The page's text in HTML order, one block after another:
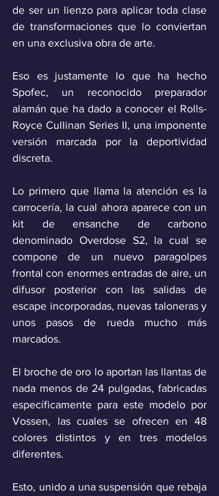
de ser un lienzo para aplicar toda clase
de transformaciones que lo conviertan
en una exclusiva obra de arte.
Eso es justamente lo que ha hecho
Spofec, un reconocido preparador
alamán que ha dado a conocer el Rolls-
Royce Cullinan Series II, una imponente
versión marcada por la deportividad
discreta.
Lo primero que llama la atención es la
carrocería, la cual ahora aparece con un
kit de ensanche de carbono
denominado Overdose S2, la cual se
compone de un nuevo paragolpes
frontal con enormes entradas de aire, un
difusor posterior con las salidas de
escape incorporadas, nuevas taloneras y
unos pasos de rueda mucho más
marcados.
El broche de oro lo aportan las llantas de
nada menos de 24 pulgadas, fabricadas
específicamente para este modelo por
Vossen, las cuales se ofrecen en 48
colores distintos y en tres modelos
diferentes.
Esto, unido a una suspensión que rebaja